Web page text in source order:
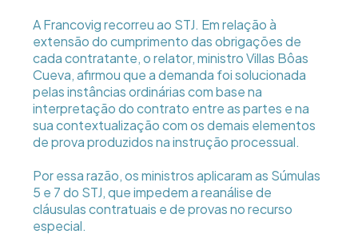
A Francovig recorreu ao STJ. Em relação à
extensão do cumprimento das obrigações de
cada contratante, o relator, ministro Villas Bôas
Cueva, afirmou que a demanda foi solucionada
pelas instâncias ordinárias com base na
interpretação do contrato entre as partes e na
sua contextualização com os demais elementos
de prova produzidos na instrução processual.
Por essa razão, os ministros aplicaram as Súmulas
5 e 7 do STJ, que impedem a reanálise de
cláusulas contratuais e de provas no recurso
especial.